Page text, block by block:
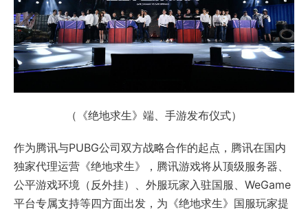
（《绝地求生》端、手游发布仪式）
作为腾讯与PUBG公司双方战略合作的起点，腾讯在国内
独家代理运营《绝地求生》，腾讯游戏将从顶级服务器、
公平游戏环境（反外挂）、外服玩家入驻国服、WeGame
平台专属支持等四方面出发，为《绝地求生》国服玩家提